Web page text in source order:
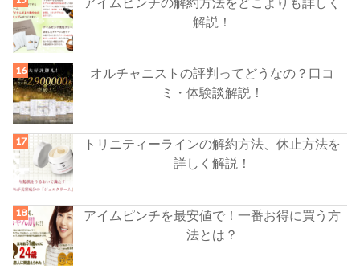
解説！
オルチャニストの評判ってどうなの？口コ
ミ・体験談解説！
トリニティーラインの解約方法、休止方法を
詳しく解説！
アイムピンチを最安値で！一番お得に買う方
法とは？